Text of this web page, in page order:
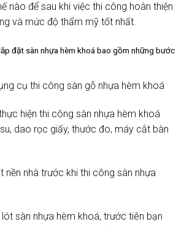
nào để sau khi việc thi công hoàn thiện
và mức độ thẩm mỹ tốt nhất.
đặt sàn nhựa hèm khoá bao gồm những bước
cụ thi công sàn gỗ nhựa hèm khoá
hiện thi công sàn nhựa hèm khoá
dao rọc giấy, thước đo, máy cắt bàn
nền nhà trước khi thi công sàn nhựa
sàn nhựa hèm khoá, trước tiên bạn